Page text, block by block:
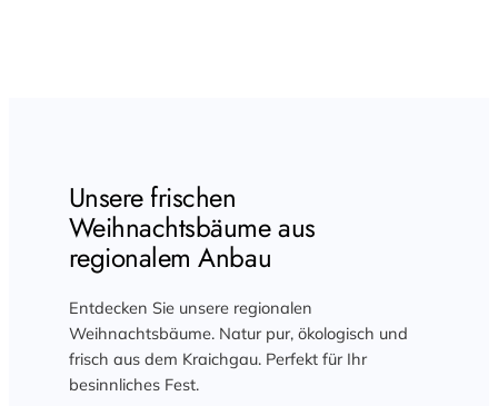
Unsere frischen
Weihnachtsbäume aus
regionalem Anbau
Entdecken Sie unsere regionalen
Weihnachtsbäume. Natur pur, ökologisch und
frisch aus dem Kraichgau. Perfekt für Ihr
besinnliches Fest.